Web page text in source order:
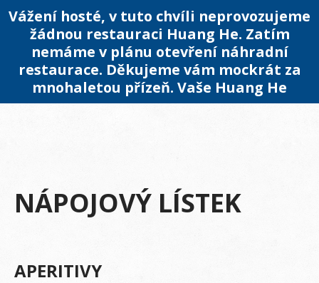
Vážení hosté, v tuto chvíli neprovozujeme
žádnou restauraci Huang He. Zatím
nemáme v plánu otevření náhradní
restaurace. Děkujeme vám mockrát za
mnohaletou přízeň. Vaše Huang He
NÁPOJOVÝ LÍSTEK
APERITIVY